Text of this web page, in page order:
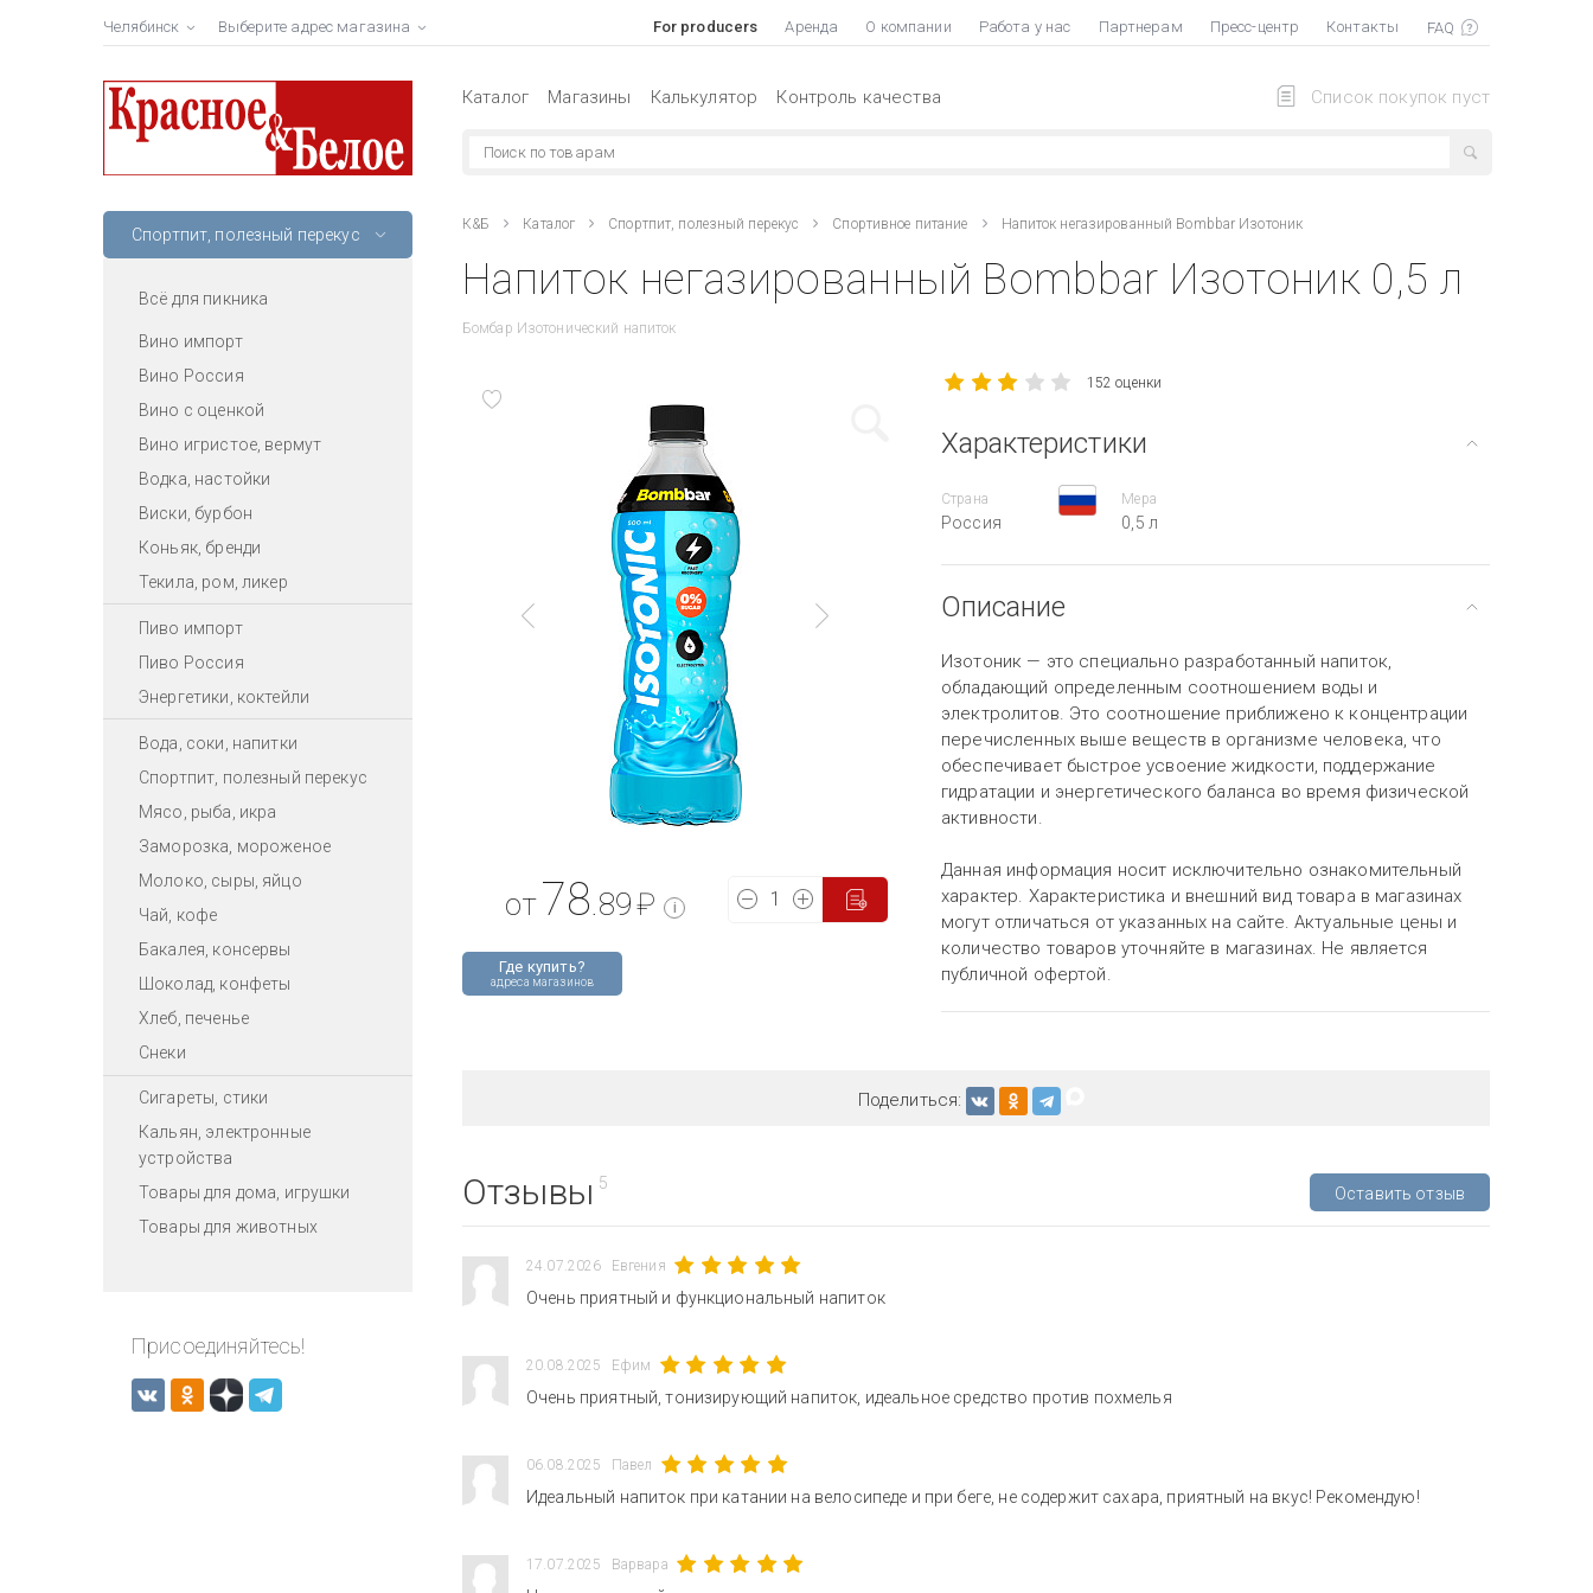
Челябинск Выберите адрес магазина For producers Аренда О компании Работа у нас Партнерам Пресс-центр Контакты
Список покупок пуст
Каталог Магазины Калькулятор Контроль качества
Спортпит, полезный перекус
Всё для пикника
Вино импорт
Вино Россия
Вино с оценкой
Вино игристое, вермут
Водка, настойки
Виски, бурбон
Коньяк, бренди
Текила, ром, ликер
Пиво импорт
Пиво Россия
Энергетики, коктейли
Вода, соки, напитки
Спортпит, полезный перекус
Мясо, рыба, икра
Заморозка, мороженое
Молоко, сыры, яйцо
Чай, кофе
Бакалея, консервы
Шоколад, конфеты
Хлеб, печенье
Снеки
Сигареты, стики
Кальян, электронные
устройства
Товары для дома, игрушки
Товары для животных
Присоединяйтесь!
К&Б Каталог Спортпит, полезный перекус Спортивное питание Напиток негазированный Bombbar Изотоник
Напиток негазированный Bombbar Изотоник 0,5 л
Бомбар Изотонический напиток
Где купить?
адреса магазинов
от78.89₽ i
152 оценки
Характеристики
Страна
Россия
Мера
0,5 л
Описание
Изотоник — это специально разработанный напиток,
обладающий определенным соотношением воды и
электролитов. Это соотношение приближено к концентрации
перечисленных выше веществ в организме человека, что
обеспечивает быстрое усвоение жидкости, поддержание
гидратации и энергетического баланса во время физической
активности.
Данная информация носит исключительно ознакомительный
характер. Характеристика и внешний вид товара в магазинах
могут отличаться от указанных на сайте. Актуальные цены и
количество товаров уточняйте в магазинах. Не является
публичной офертой.
Поделиться:
Отзывы 5
Оставить отзыв
24.07.2026 Евгения
Очень приятный и функциональный напиток
20.08.2025 Ефим
Очень приятный, тонизирующий напиток, идеальное средство против похмелья
06.08.2025 Павел
Идеальный напиток при катании на велосипеде и при беге, не содержит сахара, приятный на вкус! Рекомендую!
17.07.2025 Варвара